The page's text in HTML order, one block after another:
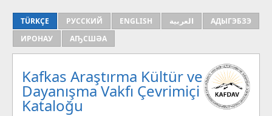
TÜRKÇE РУССКИЙ ENGLISH العربية
АДЫГЭБЗЭ
ИРОНАУ
АҦСШӘА
Kafkas Araştırma Kültür ve
Dayanışma Vakfı Çevrimiçi
Kataloğu